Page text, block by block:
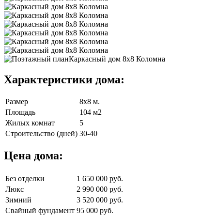
Характеристики дома:
Размер
8х8 м.
Площадь
104 м2
Жилых комнат
5
Строительство (дней) 30-40
Цена дома:
Без отделки
1 650 000 руб.
Люкс
2 990 000 руб.
Зимний
3 520 000 руб.
Свайный фундамент 95 000 руб.